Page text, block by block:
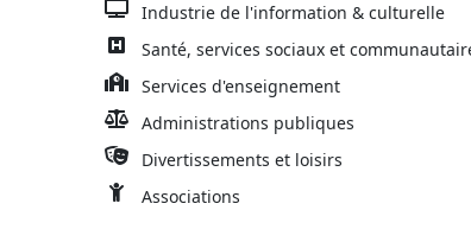
Industrie de l'information & culturelle
Santé, services sociaux et
Services d'enseignement
Administrations publiques
Divertissements et loisirs
Associations